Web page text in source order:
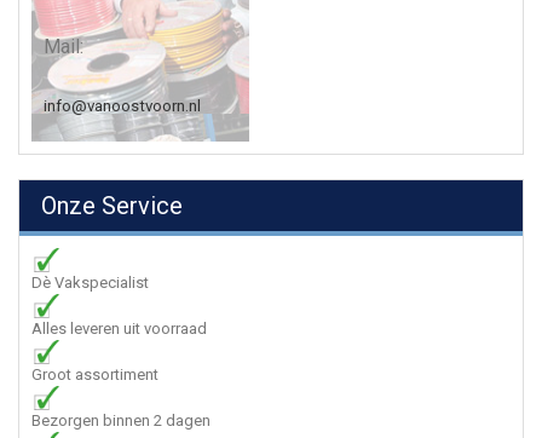
Mail:
info@vanoostvoorn.nl
Onze Service
Dè Vakspecialist
Alles leveren uit voorraad
Groot assortiment
Bezorgen binnen 2 dagen